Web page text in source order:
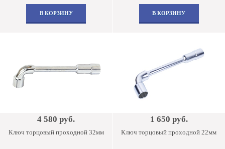
В КОРЗИНУ В КОРЗИНУ
4 580 руб.
Ключ торцовый проходной 32мм
1 650 руб.
Ключ торцовый проходной 22мм